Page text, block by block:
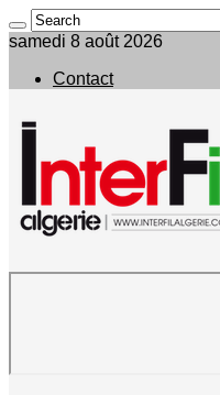
samedi 8 août 2026
Contact